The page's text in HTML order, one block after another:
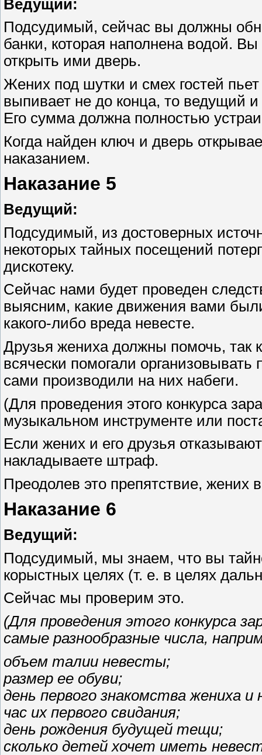
Ведущий:
Подсудимый, сейчас вы должны
банки, которая наполнена водой.
открыть ими дверь.
Жених под шутки и смех гостей
выпивает не до конца, то ведущий
Его сумма должна полностью
Когда найден ключ и дверь
наказанием.
Наказание 5
Ведущий:
Подсудимый, из достоверных
некоторых тайных посещений
дискотеку.
Сейчас нами будет проведен
выясним, какие движения вами
какого-либо вреда невесте.
Друзья жениха должны помочь, так
всячески помогали
сами производили на них набеги.
(Для проведения этого конкурса
музыкальном инструменте или
Если жених и его друзья
накладываете штраф.
Преодолев это препятствие, жених
Наказание 6
Ведущий:
Подсудимый, мы знаем, что вы
корыстных целях (т. е. в целях
Сейчас мы проверим это.
(Для проведения этого конкурса
самые разнообразные числа,
объем талии невесты;
размер ее обуви;
день первого знакомства жениха и
час их первого свидания;
день рождения будущей тещи;
сколько детей хочет иметь